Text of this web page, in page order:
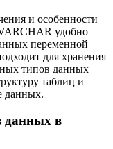
и особенности
удобно
переменной
для хранения
типов данных
таблиц и
данных.
данных в